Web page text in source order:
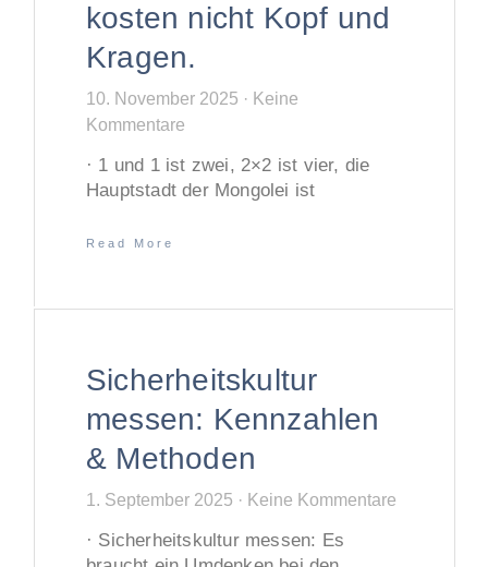
kosten nicht Kopf und
Kragen.
10. November 2025
Keine
Kommentare
· 1 und 1 ist zwei, 2×2 ist vier, die
Hauptstadt der Mongolei ist
Read More
Sicherheitskultur
messen: Kennzahlen
& Methoden
1. September 2025 Keine Kommentare
· Sicherheitskultur messen: Es